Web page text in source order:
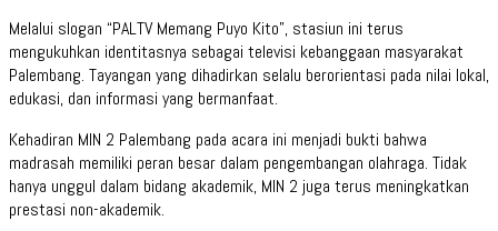
Melalui slogan “PALTV Memang Puyo Kito”, stasiun ini terus
mengukuhkan identitasnya sebagai televisi kebanggaan masyarakat
Palembang. Tayangan yang dihadirkan selalu berorientasi pada nilai lokal,
edukasi, dan informasi yang bermanfaat.
Kehadiran MIN 2 Palembang pada acara ini menjadi bukti bahwa
madrasah memiliki peran besar dalam pengembangan olahraga. Tidak
hanya unggul dalam bidang akademik, MIN 2 juga terus meningkatkan
prestasi non-akademik.